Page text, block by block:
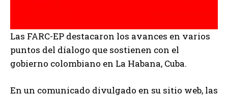
Las FARC-EP destacaron los avances en varios
puntos del díalogo que sostienen con el
gobierno colombiano en La Habana, Cuba.
En un comunicado divulgado en su sitio web, las